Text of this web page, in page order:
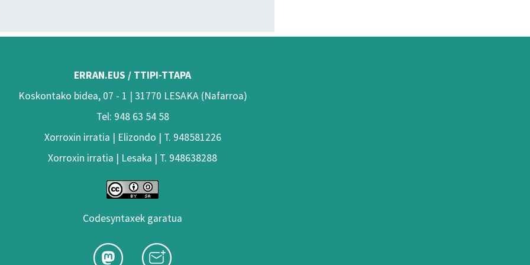
ERRAN.EUS / TTIPI-TTAPA
Koskontako bidea, 07 - 1 | 31770 LESAKA (Nafarroa)
Tel: 948 63 54 58
Xorroxin irratia | Elizondo | T. 948581226
Xorroxin irratia | Lesaka | T. 948638288
Codesyntaxek garatua